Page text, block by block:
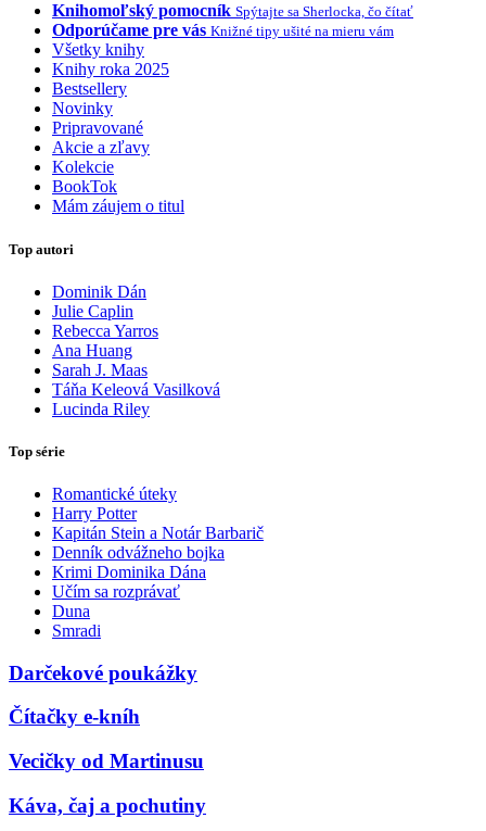
Knihomoľský pomocník Spýtajte sa Sherlocka, čo čítať
Odporúčame pre vás Knižné tipy ušité na mieru vám
Všetky knihy
Knihy roka 2025
Bestsellery
Novinky
Pripravované
Akcie a zľavy
Kolekcie
BookTok
Mám záujem o titul
Top autori
Dominik Dán
Julie Caplin
Rebecca Yarros
Ana Huang
Sarah J. Maas
Táňa Keleová Vasilková
Lucinda Riley
Top série
Romantické úteky
Harry Potter
Kapitán Stein a Notár Barbarič
Denník odvážneho bojka
Krimi Dominika Dána
Učím sa rozprávať
Duna
Smradi
Darčekové poukážky
Čítačky e-kníh
Vecičky od Martinusu
Káva, čaj a pochutiny